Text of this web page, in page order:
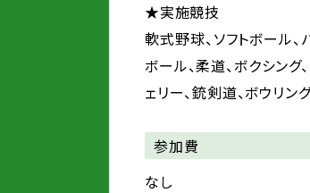
★実施競技
軟式野球、ソフトボール、
ボール、柔道、ボクシング
ェリー、銃剣道、ボウリン
参加費
なし